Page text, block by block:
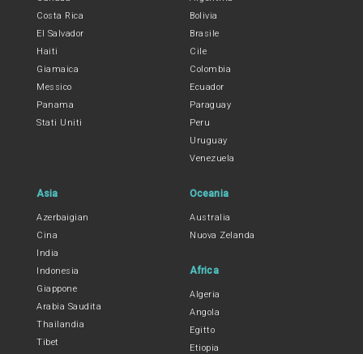
Costa Rica
El Salvador
Haiti
Giamaica
Messico
Panama
Stati Uniti
Bolivia
Brasile
Cile
Colombia
Ecuador
Paraguay
Peru
Uruguay
Venezuela
Asia
Azerbaigian
Cina
India
Indonesia
Giappone
Arabia Saudita
Thailandia
Tibet
Oceania
Australia
Nuova Zelanda
Africa
Algeria
Angola
Egitto
Etiopia